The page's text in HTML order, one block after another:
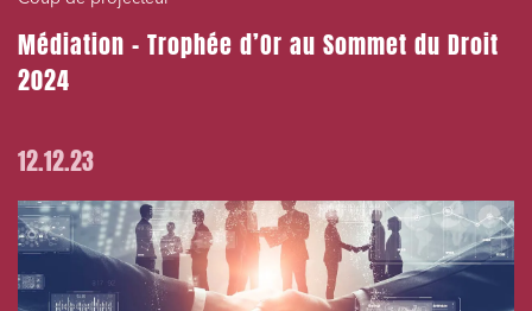
Médiation – Trophée d’Or au Sommet du Droit
2024
12.12.23